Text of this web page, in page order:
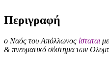
Περιγραφή
ο Ναός του Απόλλωνος ίσταται
& πνευματικό σύστημα των